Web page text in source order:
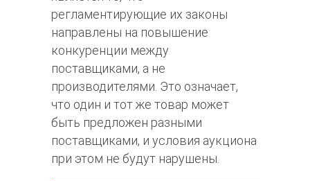
регламентирующие их законы
направлены на повышение
конкуренции между
поставщиками, а не
производителями. Это означает,
что один и тот же товар может
быть предложен разными
поставщиками, и условия аукциона
при этом не будут нарушены.